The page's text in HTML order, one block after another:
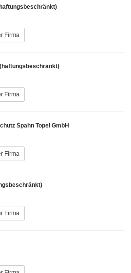
Firma
Firma
Spahn Topel GmbH
Firma
Firma